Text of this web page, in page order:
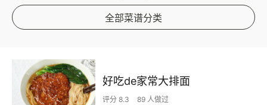
全部菜谱分类
好吃de家常大排面
评分 8.3 89 人做过